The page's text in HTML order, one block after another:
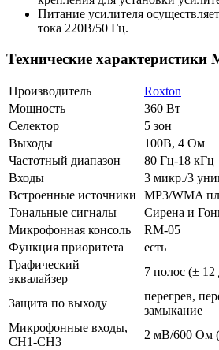
Питание усилителя
тока 220В/50 Гц.
Технические характеристики
Производитель
Roxton
Мощность
360 Вт
Селектор
5 зон
Выходы
100В, 4 Ом
Частотный диапазон
80 Гц-18 кГц
Входы
3 микр./3
Встроенные источники
MP3/WMA
Тональные сигналы
Сирена и
Микрофонная консоль
RM-05
Функция приоритета
есть
Графический
эквалайзер
7 полос (± 12
Защита по выходу
перегрев,
замыкание
Микрофонные входы,
CH1-CH3
2 мВ/600 Ом